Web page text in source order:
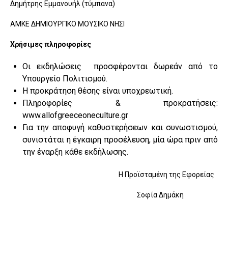
Δημήτρης Εμμανουήλ (τύμπανα)
ΑΜΚΕ ΔΗΜΙΟΥΡΓΙΚΟ ΜΟΥΣΙΚΟ ΝΗΣΙ
Χρήσιμες πληροφορίες
Οι εκδηλώσεις προσφέρονται δωρεάν από το
Υπουργείο Πολιτισμού.
H προκράτηση θέσης είναι υποχρεωτική.
Πληροφορίες & προκρατήσεις:
www.allofgreeceoneculture.gr
Για την αποφυγή καθυστερήσεων και συνωστισμού,
συνιστάται η έγκαιρη προσέλευση, μία ώρα πριν από
την έναρξη κάθε εκδήλωσης.
Η Προϊσταμένη της Εφορείας
Σοφία Δημάκη